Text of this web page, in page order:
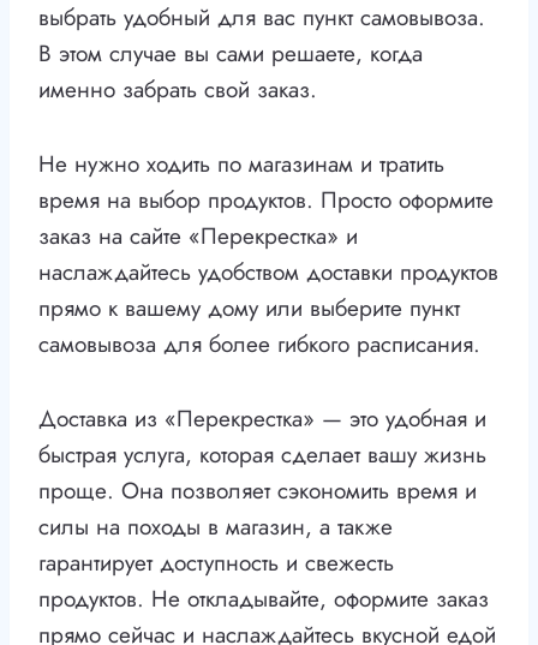
выбрать удобный для вас пункт самовывоза.
В этом случае вы сами решаете, когда
именно забрать свой заказ.
Не нужно ходить по магазинам и тратить
время на выбор продуктов. Просто оформите
заказ на сайте «Перекрестка» и
наслаждайтесь удобством доставки продуктов
прямо к вашему дому или выберите пункт
самовывоза для более гибкого расписания.
Доставка из «Перекрестка» — это удобная и
быстрая услуга, которая сделает вашу жизнь
проще. Она позволяет сэкономить время и
силы на походы в магазин, а также
гарантирует доступность и свежесть
продуктов. Не откладывайте, оформите заказ
прямо сейчас и наслаждайтесь вкусной едой